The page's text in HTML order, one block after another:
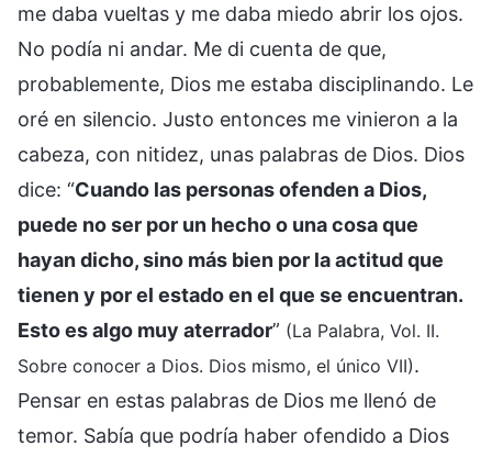
me daba vueltas y me daba miedo abrir los ojos.
No podía ni andar. Me di cuenta de que,
probablemente, Dios me estaba disciplinando. Le
oré en silencio. Justo entonces me vinieron a la
cabeza, con nitidez, unas palabras de Dios. Dios
dice: “Cuando las personas ofenden a Dios,
puede no ser por un hecho o una cosa que
hayan dicho, sino más bien por la actitud que
tienen y por el estado en el que se encuentran.
Esto es algo muy aterrador” (La Palabra, Vol. II.
Sobre conocer a Dios. Dios mismo, el único VII).
Pensar en estas palabras de Dios me llenó de
temor. Sabía que podría haber ofendido a Dios